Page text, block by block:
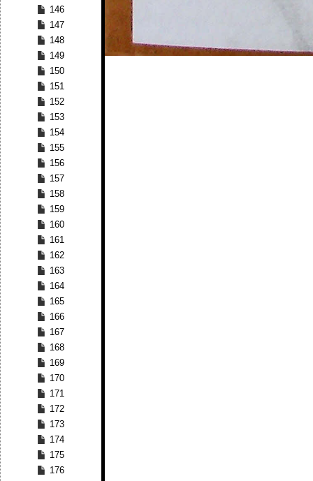
146
147
148
149
150
151
152
153
154
155
156
157
158
159
160
161
162
163
164
165
166
167
168
169
170
171
172
173
174
175
176